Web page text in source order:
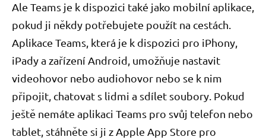
Ale Teams je k dispozici také jako mobilní aplikace,
pokud ji někdy potřebujete použít na cestách.
Aplikace Teams, která je k dispozici pro iPhony,
iPady a zařízení Android, umožňuje nastavit
videohovor nebo audiohovor nebo se k nim
připojit, chatovat s lidmi a sdílet soubory. Pokud
ještě nemáte aplikaci Teams pro svůj telefon nebo
tablet, stáhněte si ji z Apple App Store pro